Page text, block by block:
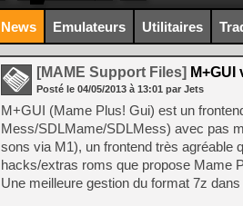
News Emulateurs Utilitaires
[MAME Support Files] M+GUI
Posté le 04/05/2013 à 13:01 par Jets
M+GUI (Mame Plus! Gui) est un
Mess/SDLMame/SDLMess) avec pas
sons via M1), un frontend très agréable
hacks/extras roms que propose Mame
Une meilleure gestion du format 7z